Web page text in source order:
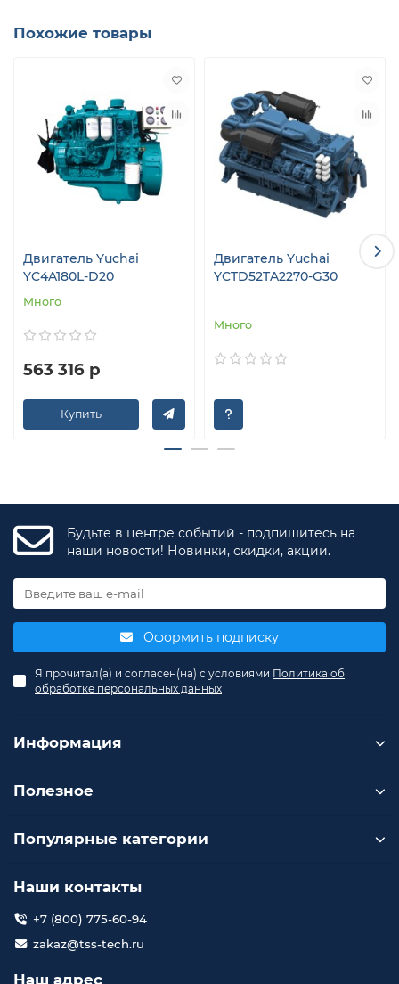
Похожие товары
Двигатель Yuchai
YC4A180L-D20
Много
563 316 р
Купить
Двигатель Yuchai
YCTD52TA2270-G30
Много
Будьте в центре событий - подпишитесь на
наши новости! Новинки, скидки, акции.
Оформить подписку
Я прочитал(а) и согласен(на) с условиями Политика об
обработке персональных данных
Информация
Полезное
Популярные категории
Наши контакты
+7 (800) 775-60-94
zakaz@tss-tech.ru
Наш адрес